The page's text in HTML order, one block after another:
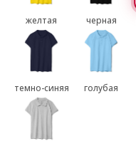
желтая черная
темно-синяя голубая